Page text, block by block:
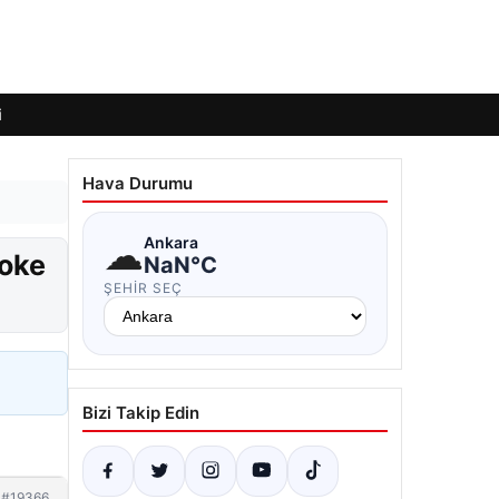
Hava Durumu
☁Ankara
NaN°C
ŞEHIR SEÇ
Bizi Takip Edin